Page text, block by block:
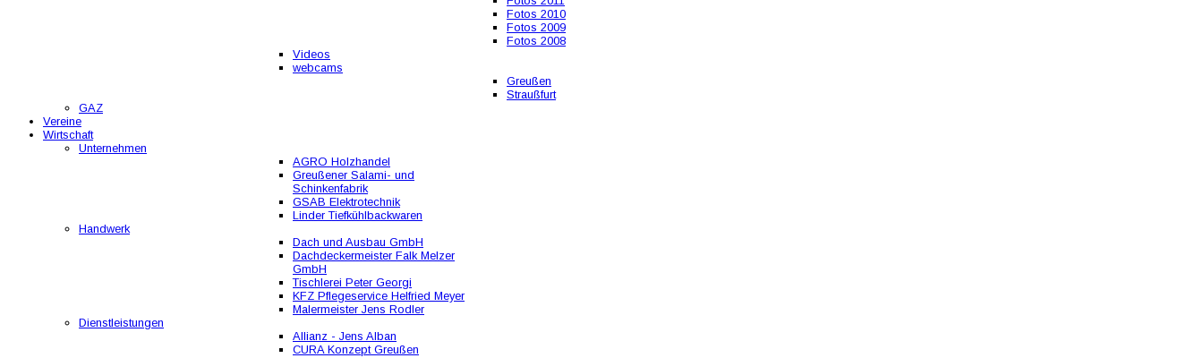
Fotos 2010
Fotos 2009
Fotos 2008
Videos
webcams
Greußen
Straußfurt
GAZ
Vereine
Wirtschaft
Unternehmen
AGRO Holzhandel
Greußener Salami- und
Schinkenfabrik
GSAB Elektrotechnik
Linder Tiefkühlbackwaren
Handwerk
Dach und Ausbau GmbH
Dachdeckermeister Falk Melzer
GmbH
Tischlerei Peter Georgi
KFZ Pflegeservice Helfried Meyer
Malermeister Jens Rodler
Dienstleistungen
Allianz - Jens Alban
CURA Konzept Greußen